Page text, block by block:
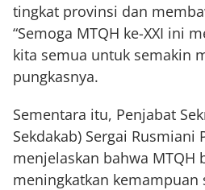
tingkat provinsi dan
“Semoga MTQH ke-XXI ini
kita semua untuk semakin
pungkasnya.
Sementara itu, Penjabat
Sekdakab) Sergai Rusmiani
menjelaskan bahwa MTQH
meningkatkan kemampuan